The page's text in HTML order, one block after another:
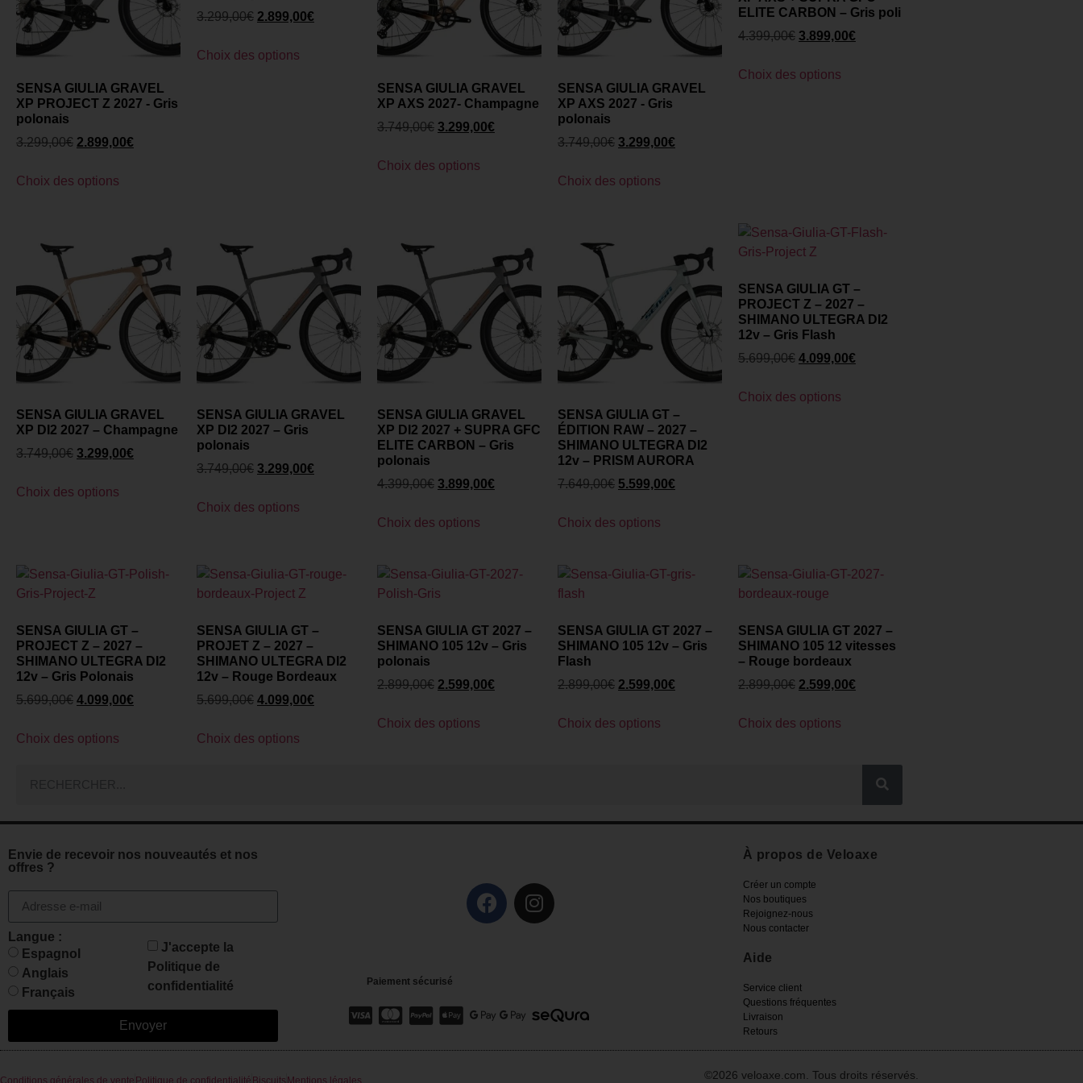
SENSA GIULIA GRAVEL
XP PROJECT Z 2027 - Gris
polonais
3.299,00€ 2.899,00€
Choix des options
3.299,00€ 2.899,00€
Choix des options
SENSA GIULIA GRAVEL
XP AXS 2027- Champagne
3.749,00€ 3.299,00€
Choix des options
SENSA GIULIA GRAVEL
XP AXS 2027 - Gris
polonais
3.749,00€ 3.299,00€
Choix des options
ELITE CARBON – Gris poli
4.399,00€ 3.899,00€
Choix des options
SENSA GIULIA GRAVEL
XP DI2 2027 – Champagne
3.749,00€ 3.299,00€
Choix des options
SENSA GIULIA GRAVEL
XP DI2 2027 – Gris
polonais
3.749,00€ 3.299,00€
Choix des options
SENSA GIULIA GRAVEL
XP DI2 2027 + SUPRA GFC
ELITE CARBON – Gris
polonais
4.399,00€ 3.899,00€
Choix des options
SENSA GIULIA GT –
ÉDITION RAW – 2027 –
SHIMANO ULTEGRA DI2
12v – PRISM AURORA
7.649,00€ 5.599,00€
Choix des options
SENSA GIULIA GT –
PROJECT Z – 2027 –
SHIMANO ULTEGRA DI2
12v – Gris Flash
5.699,00€ 4.099,00€
Choix des options
SENSA GIULIA GT –
PROJECT Z – 2027 –
SHIMANO ULTEGRA DI2
12v – Gris Polonais
5.699,00€ 4.099,00€
Choix des options
SENSA GIULIA GT –
PROJET Z – 2027 –
SHIMANO ULTEGRA DI2
12v – Rouge Bordeaux
5.699,00€ 4.099,00€
Choix des options
SENSA GIULIA GT 2027 –
SHIMANO 105 12v – Gris
polonais
2.899,00€ 2.599,00€
Choix des options
SENSA GIULIA GT 2027 –
SHIMANO 105 12v – Gris
Flash
2.899,00€ 2.599,00€
Choix des options
SENSA GIULIA GT 2027 –
SHIMANO 105 12 vitesses
– Rouge bordeaux
2.899,00€ 2.599,00€
Choix des options
Envie de recevoir nos nouveautés et nos
offres ?
Langue :
Espagnol
Anglais
Français
J'accepte la
Politique de
confidentialité
Envoyer
Paiement sécurisé
À propos de Veloaxe
Créer un compte
Nos boutiques
Rejoignez-nous
Nous contacter
Aide
Service client
Questions fréquentes
Livraison
Retours
©2026 veloaxe.com. Tous droits réservés.